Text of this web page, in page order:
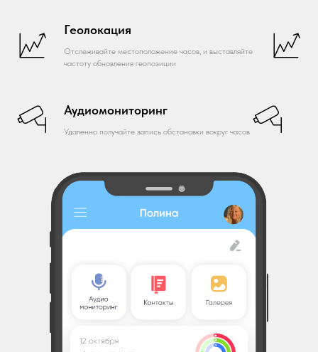
Геолокация
Отслеживайте местоположение часов, и выставляйте
частоту обновления геопозиции
Аудиомониторинг
Удаленно получайте запись обстановки вокруг часов